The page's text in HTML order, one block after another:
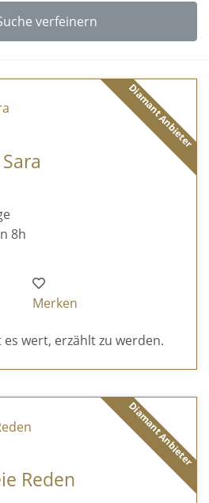
verfeinern
Diamant Anbieter
8h
Merken
wert, erzählt zu werden.
Diamant Anbieter
Reden